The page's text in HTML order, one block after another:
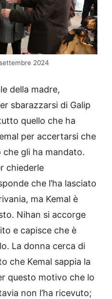
2024
della madre,
sbarazzarsi di Galip
quello che ha
per accertarsi che
gli ha mandato.
chiederle
che l’ha lasciato
ma Kemal è
Nihan si accorge
e capisce che è
La donna cerca di
che Kemal sappia la
questo motivo che lo
non l’ha ricevuto;